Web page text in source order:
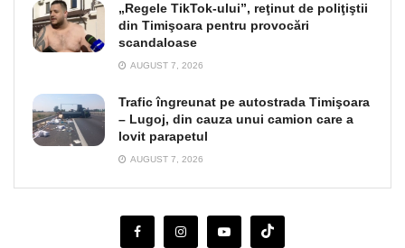
„Regele TikTok-ului”, reţinut de poliţiştii
din Timişoara pentru provocări
scandaloase
AUGUST 7, 2026
Trafic îngreunat pe autostrada Timişoara
– Lugoj, din cauza unui camion care a
lovit parapetul
AUGUST 7, 2026